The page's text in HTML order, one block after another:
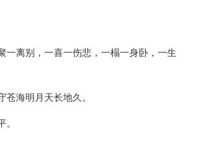
离别，一喜一伤悲，一榻一身卧，一生
海明月天长地久。